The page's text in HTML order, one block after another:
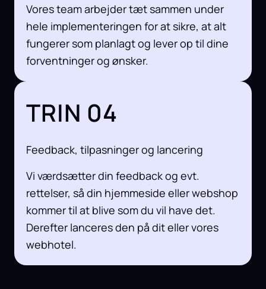
Vores team arbejder tæt sammen under
hele implementeringen for at sikre, at alt
fungerer som planlagt og lever op til dine
forventninger og ønsker.
TRIN 04
Feedback, tilpasninger og lancering
Vi værdsætter din feedback og evt.
rettelser, så din hjemmeside eller webshop
kommer til at blive som du vil have det.
Derefter lanceres den på dit eller vores
webhotel.